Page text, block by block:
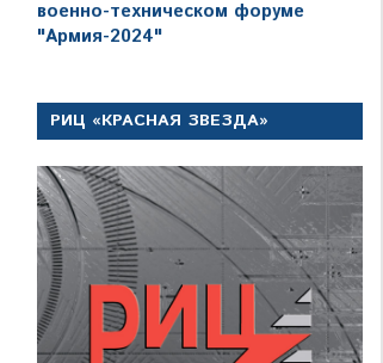
военно-техническом форуме
"Армия-2024"
РИЦ «КРАСНАЯ ЗВЕЗДА»